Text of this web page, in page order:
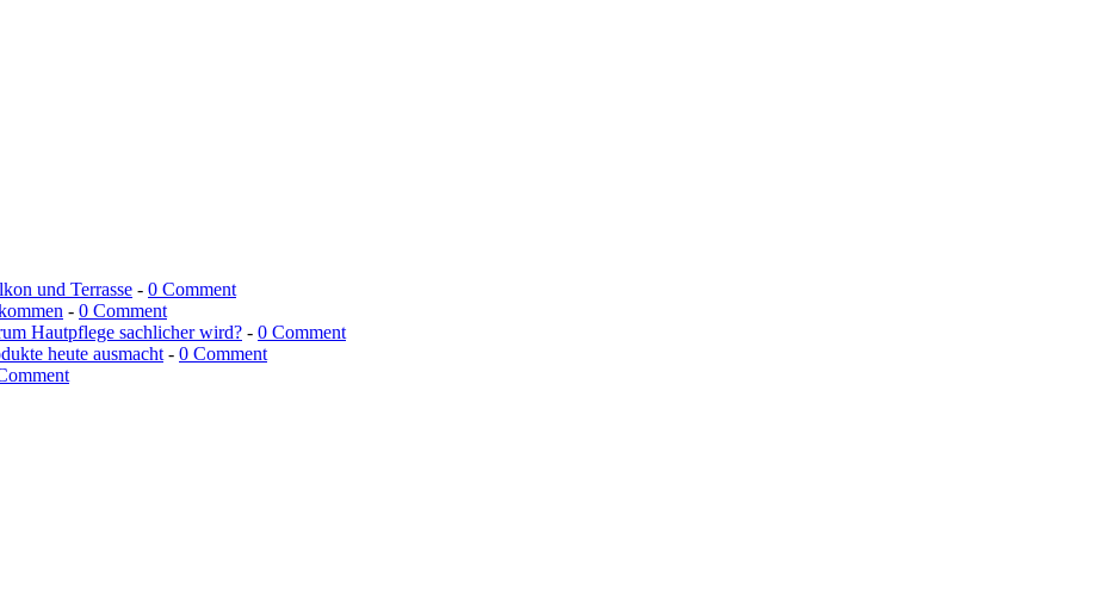
und Terrasse - 0 Comment
- 0 Comment
Hautpflege sachlicher wird? - 0 Comment
heute ausmacht - 0 Comment